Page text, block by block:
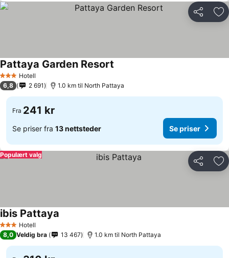
Del
3 StjernerHotell
Pattaya Garden Resort
6,8 2 691 1.0 km til North Pattaya
Fra 241 kr
Se priser fra 13 nettsteder Se priser
Del
Populært valg
3 StjernerHotell
ibis Pattaya
8,0 Veldig bra 13 467 1.0 km til North Pattaya